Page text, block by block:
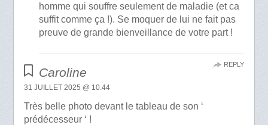
homme qui souffre seulement de maladie (et ca
suffit comme ça !). Se moquer de lui ne fait pas
preuve de grande bienveillance de votre part !
Caroline
31 JUILLET 2025 @ 10:44
Très belle photo devant le tableau de son ‘
prédécesseur ‘ !
REPLY